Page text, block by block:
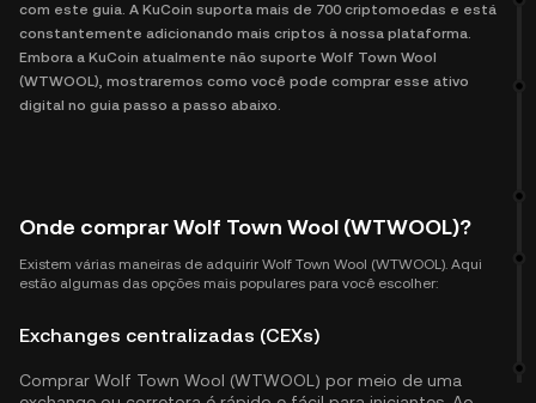
com este guia. A KuCoin suporta mais de 700 criptomoedas e está
constantemente adicionando mais criptos à nossa plataforma.
Embora a KuCoin atualmente não suporte Wolf Town Wool
(WTWOOL), mostraremos como você pode comprar esse ativo
digital no guia passo a passo abaixo.
Onde comprar Wolf Town Wool (WTWOOL)?
Existem várias maneiras de adquirir Wolf Town Wool (WTWOOL). Aqui
estão algumas das opções mais populares para você escolher:
Exchanges centralizadas (CEXs)
Comprar Wolf Town Wool (WTWOOL) por meio de uma